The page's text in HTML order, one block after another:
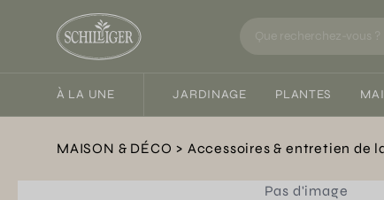
À LA UNE JARDINAGE PLANTES
MAISON & DÉCO Accessoires & entretien de
Pas d'image